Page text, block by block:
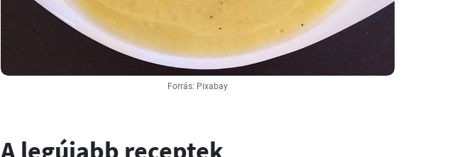
Forrás: Pixabay